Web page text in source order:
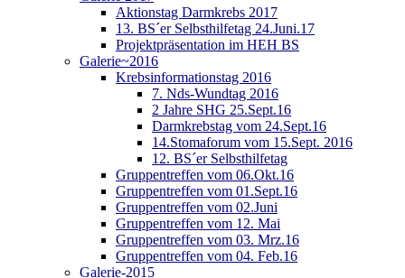
Aktionstag Darmkrebs 2017
13. BS´er Selbsthilfetag 24.Juni.17
Projektpräsentation im HEH BS
Galerie~2016
Krebsinformationstag 2016
7. Nds-Wundtag 2016
2 Jahre SHG 25.Sept.16
Darmkrebstag vom 24.Sept.16
14.Stomaforum vom 15.Sept. 2016
12. BS´er Selbsthilfetag
Gruppentreffen vom 06.Okt.16
Gruppentreffen vom 01.Sept.16
Gruppentreffen vom 02.Juni
Gruppentreffen vom 12. Mai
Gruppentreffen vom 03. Mrz.16
Gruppentreffen vom 04. Feb.16
Galerie-2015